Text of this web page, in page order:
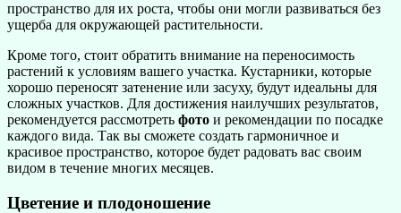
пространство для их роста, чтобы они могли развиваться без
ущерба для окружающей растительности.
Кроме того, стоит обратить внимание на переносимость
растений к условиям вашего участка. Кустарники, которые
хорошо переносят затенение или засуху, будут идеальны для
сложных участков. Для достижения наилучших результатов,
рекомендуется рассмотреть фото и рекомендации по посадке
каждого вида. Так вы сможете создать гармоничное и
красивое пространство, которое будет радовать вас своим
видом в течение многих месяцев.
Цветение и плодоношение